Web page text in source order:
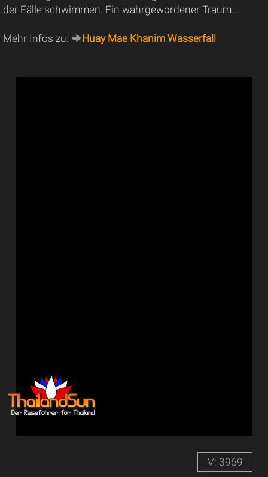
der Fälle schwimmen. Ein wahrgewordener Traum...
Mehr Infos zu: Huay Mae Khanim Wasserfall
V: 3969